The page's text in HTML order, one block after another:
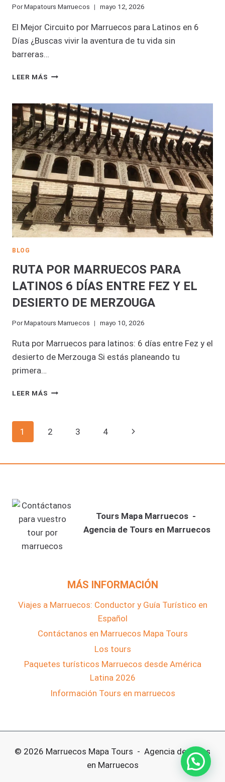
PorMapatours Marruecos mayo 12, 2026
El Mejor Circuito por Marruecos para Latinos en 6
Días ¿Buscas vivir la aventura de tu vida sin
barreras…
LEER MÁS MEJOR
MARRUECOS
PARA
LATINOS
EN
6
DÍAS
BLOG
RUTA POR MARRUECOS PARA
LATINOS 6 DÍAS ENTRE FEZ Y EL
DESIERTO DE MERZOUGA
PorMapatours Marruecos mayo 10, 2026
Ruta por Marruecos para latinos: 6 días entre Fez y el
desierto de Merzouga Si estás planeando tu
primera…
LEER MÁS RUTA
LATINOS
ENTRE
DESIERTO
DE
MERZOUGA
NAVEGACIÓN
1 2 3 4
Siguiente
Tours Mapa Marruecos -
Agencia de Tours en Marruecos
MÁS INFORMACIÓN
Viajes a Marruecos: Conductor y Guía Turístico en
Español
Contáctanos en Marruecos Mapa Tours
Los tours
Paquetes turísticos Marruecos desde América
Latina 2026
Información Tours en marruecos
© 2026 Marruecos Mapa Tours - Agencia de Tours
en Marruecos